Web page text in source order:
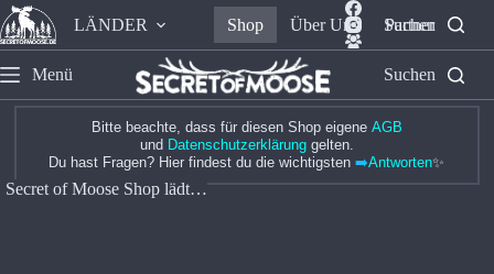
LÄNDER Shop Über Uns Partner
Suchen
Menü Suchen
Bitte beachte, dass für diesen Shop eigene AGB
und Datenschutzerklärunggelten.
Du hast Fragen? Hier findest du die wichtigsten➡️Antworten✨
Secret of Moose Shop lädt…